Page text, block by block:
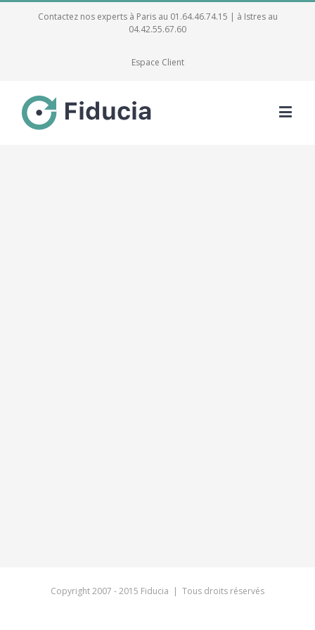
Contactez nos experts à Paris au 01.64.46.74.15 | à Istres au
04.42.55.67.60
Espace Client
Copyright 2007 - 2015 Fiducia | Tous droits réservés